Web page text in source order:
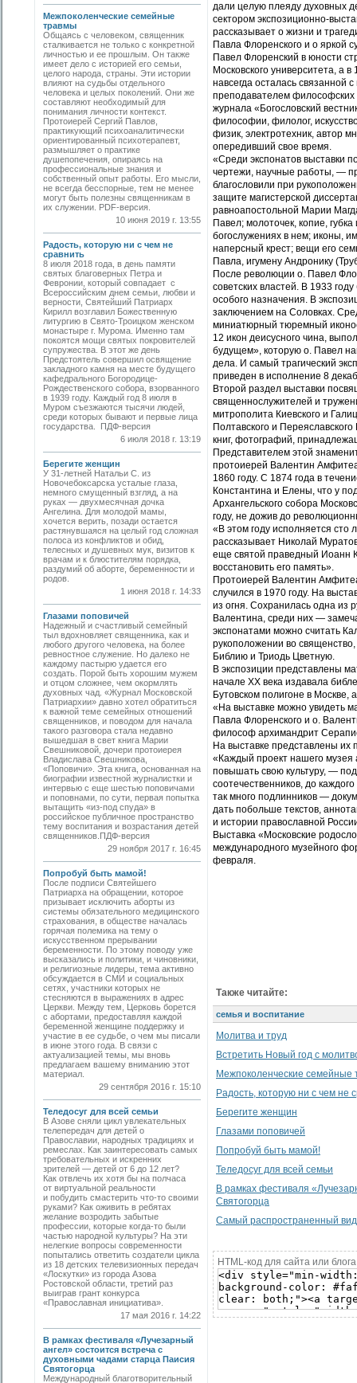
Межпоколенческие семейные
травмы
Общаясь с человеком, священник
сталкивается не только с конкретной
личностью и ее прошлым. Он также
имеет дело с историей его семьи,
целого народа, страны. Эти истории
влияют на судьбы отдельного
человека и целых поколений. Они же
составляют необходимый для
понимания личности контекст.
Протоиерей Сергий Павлов,
практикующий психоаналитически
ориентированный психотерапевт,
размышляет о практике
душепопечения, опираясь на
профессиональные знания и
собственный опыт работы. Его мысли,
не всегда бесспорные, тем не менее
могут быть полезны священникам в
их служении. PDF-версия.
10 июня 2019 г. 13:55
Радость, которую ни с чем не
сравнить
8 июля 2018 года, в день памяти
святых благоверных Петра и
Февронии, который совпадает с
Всероссийским днем семьи, любви и
верности, Святейший Патриарх
Кирилл возглавил Божественную
литургию в Свято-Троицком женском
монастыре г. Мурома. Именно там
покоятся мощи святых покровителей
супружества. В этот же день
Предстоятель совершил освящение
закладного камня на месте будущего
кафедрального Богородице-
Рождественского собора, взорванного
в 1939 году. Каждый год 8 июля в
Муром съезжаются тысячи людей,
среди которых бывают и первые лица
государства. ПДФ-версия
6 июля 2018 г. 13:19
Берегите женщин
У 31-летней Натальи С. из
Новочебоксарска усталые глаза,
немного смущенный взгляд, а на
руках — двухмесячная дочка
Ангелина. Для молодой мамы,
хочется верить, позади остается
растянувшаяся на целый год сложная
полоса из конфликтов и обид,
телесных и душевных мук, визитов к
врачам и к блюстителям порядка,
раздумий об аборте, беременности и
родов.
1 июня 2018 г. 14:33
Глазами поповичей
Надежный и счастливый семейный
тыл вдохновляет священника, как и
любого другого человека, на более
ревностное служение. Но далеко не
каждому пастырю удается его
создать. Порой быть хорошим мужем
и отцом сложнее, чем окормлять
духовных чад. «Журнал Московской
Патриархии» давно хотел обратиться
к важной теме семейных отношений
священников, и поводом для начала
такого разговора стала недавно
вышедшая в свет книга Марии
Свешниковой, дочери протоиерея
Владислава Свешникова,
«Поповичи». Эта книга, основанная на
биографии известной журналистки и
интервью с еще шестью поповичами
и поповнами, по сути, первая попытка
вытащить «из-под спуда» в
российское публичное пространство
тему воспитания и возрастания детей
священников.ПДФ-версия
29 ноября 2017 г. 16:45
Попробуй быть мамой!
После подписи Святейшего
Патриарха на обращении, которое
призывает исключить аборты из
системы обязательного медицинского
страхования, в обществе началась
горячая полемика на тему о
искусственном прерывании
беременности. По этому поводу уже
высказались и политики, и чиновники,
и религиозные лидеры, тема активно
обсуждается в СМИ и социальных
сетях, участники которых не
стесняются в выражениях в адрес
Церкви. Между тем, Церковь борется
с абортами, предоставляя каждой
беременной женщине поддержку и
участие в ее судьбе, о чем мы писали
в июне этого года. В связи с
актуализацией темы, мы вновь
предлагаем вашему вниманию этот
материал.
29 сентября 2016 г. 15:10
Теледосуг для всей семьи
В Азове сняли цикл увлекательных
телепередач для детей о
Православии, народных традициях и
ремеслах. Как заинтересовать самых
требовательных и искренних
зрителей — детей от 6 до 12 лет?
Как отвлечь их хотя бы на полчаса
от виртуальной реальности
и побудить смастерить что-то своими
руками? Как оживить в ребятах
желание возродить забытые
профессии, которые когда-то были
частью народной культуры? На эти
нелегкие вопросы современности
попытались ответить создатели цикла
из 18 детских телевизионных передач
«Лоскутки» из города Азова
Ростовской области, третий раз
выиграв грант конкурса
«Православная инициатива».
17 мая 2016 г. 14:22
В рамках фестиваля «Лучезарный
ангел» состоится встреча с
духовными чадами старца Паисия
Святогорца
Международный благотворительный
дали целую плеяду духовных
сектором экспозиционно-
рассказывает о жизни и
Павла Флоренского и о яркой
Павел Флоренский в юности
Московского университета, а
навсегда осталась связанной
преподавателем философских
журнала «Богословский
философии, филолог,
физик, электротехник, автор
опередивший свое время.
«Среди экспонатов выставки
чертежи, научные работы, —
благословили при
защите магистерской
равноапостольной Марии
Павел; молоточек, копие,
богослужениях в нем; иконы,
наперсный крест; вещи его
Павла, игумену Андронику
После революции о. Павел
советских властей. В 1933
особого назначения. В
заключением на Соловках.
миниатюрный тюремный
12 икон деисусного чина,
будущем», которую о. Павел
дела. И самый трагический
приведен в исполнение 8
Второй раздел выставки
священнослужителей и
митрополита Киевского и
Полтавского и
книг, фотографий,
Представителем этой
протоиерей Валентин
1860 году. С 1874 года в
Константина и Елены, что у
Архангельского собора
году, не дожив до
«В этом году исполняется
рассказывает Николай
еще святой праведный Иоанн
восстановить его память».
Протоиерей Валентин
случился в 1970 году. На
из огня. Сохранилась одна из
Валентина, среди них —
экспонатами можно считать
рукоположении во
Библию и Триодь Цветную.
В экспозиции представлены
начале ХХ века издавала
Бутовском полигоне в Москве,
«На выставке можно увидеть
Павла Флоренского и о.
философ архимандрит
На выставке представлены
«Каждый проект нашего музея
повышать свою культуру, —
соотечественников, до
так много подлинников —
дать побольше текстов,
и истории православной
Выставка «Московские
международного музейного
февраля.
Также читайте:
семья и воспитание
Молитва и труд
Встретить Новый год с
Межпоколенческие семейные
Радость, которую ни с чем не
Берегите женщин
Глазами поповичей
Попробуй быть мамой!
Теледосуг для всей семьи
В рамках фестиваля
Святогорца
Самый распространенный вид
HTML-код для сайта или